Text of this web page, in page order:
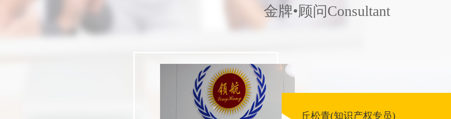
金牌•顾问Consultant
张静（知识产权专员）
张红叶（商标代理人）
张团喜（知识产权专员）
廖萍娜（知识产权工程师）
丘志辉（知识产权工程师）
袁奕楣（知识产权专员）
丘松青(知识产权专员)